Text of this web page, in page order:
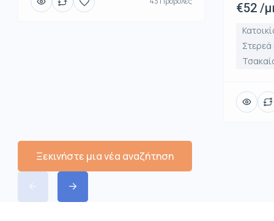
€52 /
Ξεκινήστε μια νέα αναζήτηση